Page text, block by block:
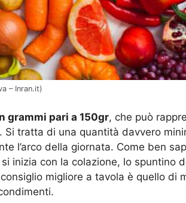
– Inran.it)
grammi pari a 150gr, che può
Si tratta di una quantità davvero
l’arco della giornata. Come ben
inizia con la colazione, lo spuntino
migliore a tavola è quello di